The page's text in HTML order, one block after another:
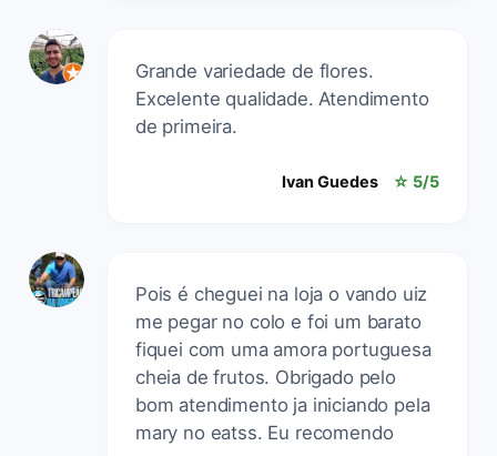
Grande variedade de flores.
Excelente qualidade. Atendimento
de primeira.
Ivan Guedes ☆ 5/5
Pois é cheguei na loja o vando uiz
me pegar no colo e foi um barato
fiquei com uma amora portuguesa
cheia de frutos. Obrigado pelo
bom atendimento ja iniciando pela
mary no eatss. Eu recomendo